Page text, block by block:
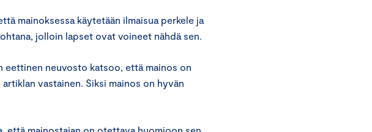
mainoksessa käytetään ilmaisua perkele ja
jolloin lapset ovat voineet nähdä sen.
eettinen neuvosto katsoo, että mainos on
vastainen. Siksi mainos on hyvän